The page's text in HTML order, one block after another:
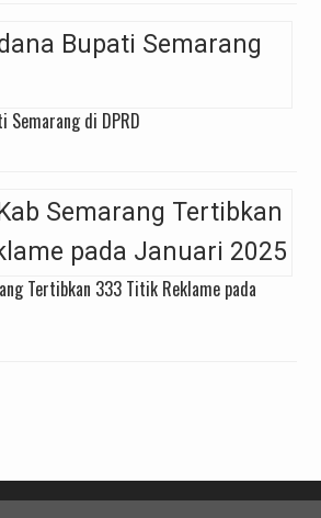
Semarang di DPRD
Tertibkan 333 Titik Reklame pada